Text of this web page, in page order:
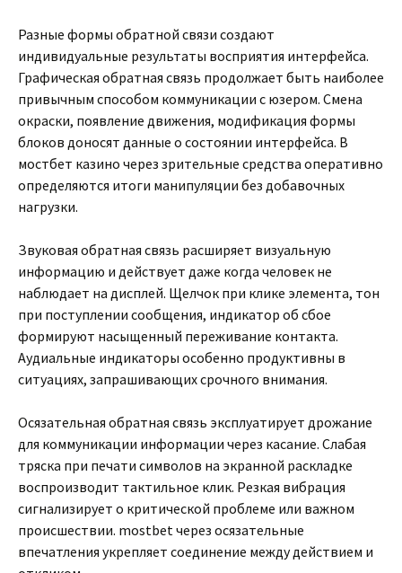
Разные формы обратной связи создают
индивидуальные результаты восприятия интерфейса.
Графическая обратная связь продолжает быть наиболее
привычным способом коммуникации с юзером. Смена
окраски, появление движения, модификация формы
блоков доносят данные о состоянии интерфейса. В
мостбет казино через зрительные средства оперативно
определяются итоги манипуляции без добавочных
нагрузки.
Звуковая обратная связь расширяет визуальную
информацию и действует даже когда человек не
наблюдает на дисплей. Щелчок при клике элемента, тон
при поступлении сообщения, индикатор об сбое
формируют насыщенный переживание контакта.
Аудиальные индикаторы особенно продуктивны в
ситуациях, запрашивающих срочного внимания.
Осязательная обратная связь эксплуатирует дрожание
для коммуникации информации через касание. Слабая
тряска при печати символов на экранной раскладке
воспроизводит тактильное клик. Резкая вибрация
сигнализирует о критической проблеме или важном
происшествии. mostbet через осязательные
впечатления укрепляет соединение между действием и